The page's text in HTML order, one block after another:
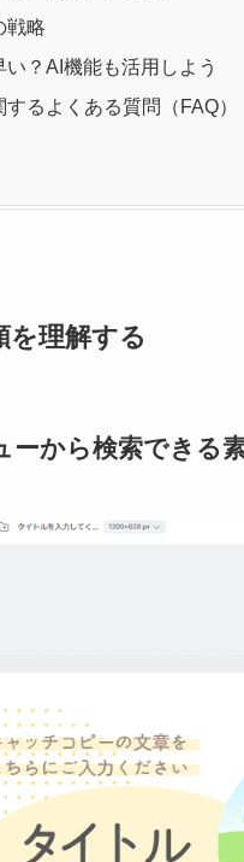
戦略
？AI機能も活用しよう
るよくある質問（FAQ）
を理解する
ーから検索できる